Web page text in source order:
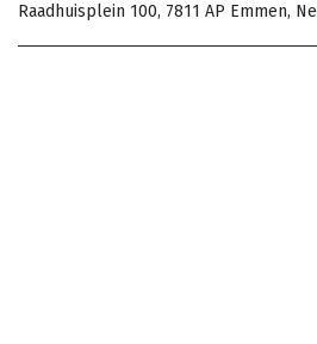
Raadhuisplein 100, 7811 AP Emmen,